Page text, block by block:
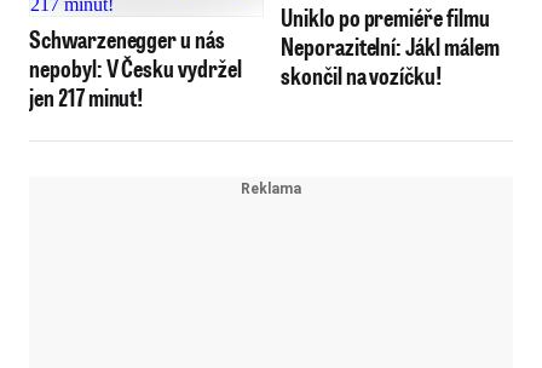
Schwarzenegger u nás
nepobyl: V Česku vydržel
jen 217 minut!
Uniklo po premiéře filmu
Neporazitelní: Jákl málem
skončil na vozíčku!